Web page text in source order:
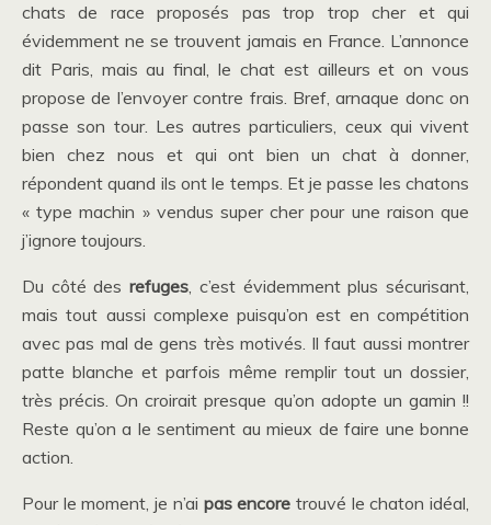
chats de race proposés pas trop trop cher et qui
évidemment ne se trouvent jamais en France. L’annonce
dit Paris, mais au final, le chat est ailleurs et on vous
propose de l’envoyer contre frais. Bref, arnaque donc on
passe son tour. Les autres particuliers, ceux qui vivent
bien chez nous et qui ont bien un chat à donner,
répondent quand ils ont le temps. Et je passe les chatons
« type machin » vendus super cher pour une raison que
j’ignore toujours.
Du côté desrefuges, c’est évidemment plus sécurisant,
mais tout aussi complexe puisqu’on est en compétition
avec pas mal de gens très motivés. Il faut aussi montrer
patte blanche et parfois même remplir tout un dossier,
très précis. On croirait presque qu’on adopte un gamin !!
Reste qu’on a le sentiment au mieux de faire une bonne
action.
Pour le moment, je n’ai pas encore trouvé le chaton idéal,